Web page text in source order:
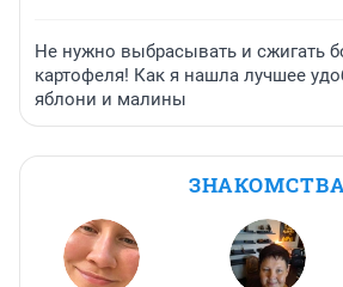
Не нужно выбрасывать и сжигать
картофеля! Как я нашла лучшее
яблони и малины